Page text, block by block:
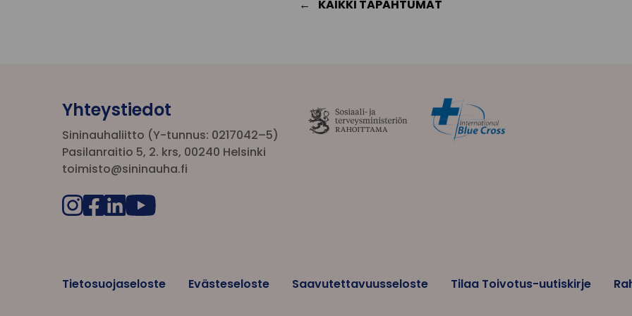
KAIKKI TAPAHTUMAT
Yhteystiedot
Sininauhaliitto (Y-tunnus: 0217042–5)
Pasilanraitio 5, 2. krs, 00240 Helsinki
toimisto@sininauha.fi
Tietosuojaseloste Evästeseloste Saavutettavuusseloste Tilaa Toivotus-uutiskirje